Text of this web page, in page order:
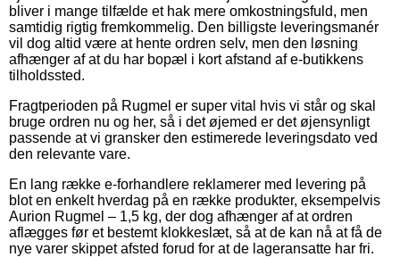
bliver i mange tilfælde et hak mere omkostningsfuld, men
samtidig rigtig fremkommelig. Den billigste leveringsmanér
vil dog altid være at hente ordren selv, men den løsning
afhænger af at du har bopæl i kort afstand af e-butikkens
tilholdssted.
Fragtperioden på Rugmel er super vital hvis vi står og skal
bruge ordren nu og her, så i det øjemed er det øjensynligt
passende at vi gransker den estimerede leveringsdato ved
den relevante vare.
En lang række e-forhandlere reklamerer med levering på
blot en enkelt hverdag på en række produkter, eksempelvis
Aurion Rugmel – 1,5 kg, der dog afhænger af at ordren
aflægges før et bestemt klokkeslæt, så at de kan nå at få de
nye varer skippet afsted forud for at de lageransatte har fri.